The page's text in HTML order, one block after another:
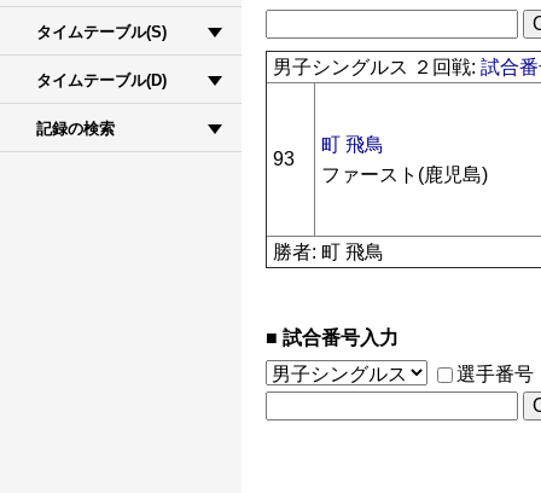
タイムテーブル(S)
タイムテーブル(D)
記録の検索
男子シングルス ２回戦:試合
93
町 飛鳥
ファースト(鹿児島)
勝者: 町 飛鳥
試合番号入力
選手番号